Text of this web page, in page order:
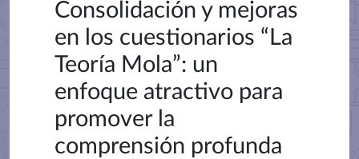
Consolidación y mejoras
en los cuestionarios “La
Teoría Mola”: un
enfoque atractivo para
promover la
comprensión profunda